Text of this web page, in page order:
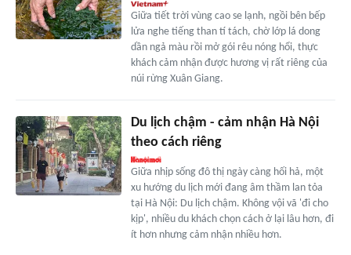
Giữa tiết trời vùng cao se lạnh, ngồi bên bếp
lửa nghe tiếng than tí tách, chờ lớp lá dong
dần ngả màu rồi mở gói rêu nóng hổi, thực
khách cảm nhận được hương vị rất riêng của
núi rừng Xuân Giang.
Du lịch chậm - cảm nhận Hà Nội
theo cách riêng
Giữa nhịp sống đô thị ngày càng hối hả, một
xu hướng du lịch mới đang âm thầm lan tỏa
tại Hà Nội: Du lịch chậm. Không vội vã 'đi cho
kịp', nhiều du khách chọn cách ở lại lâu hơn, đi
ít hơn nhưng cảm nhận nhiều hơn.